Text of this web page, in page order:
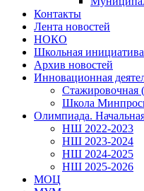
Контакты
Лента новостей
НОКО
Школьная инициатива
Архив новостей
Инновационная
Стажировочная
Школа
Олимпиада.
НШ 2022-2023
НШ 2023-2024
НШ 2024-2025
НШ 2025-2026
МОЦ